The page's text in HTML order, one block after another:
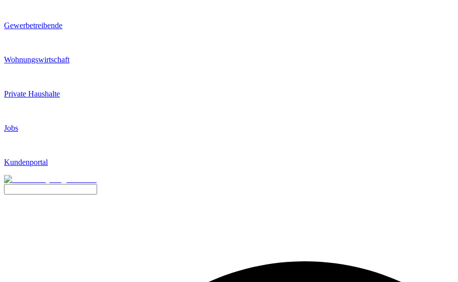
Gewerbetreibende
Wohnungswirtschaft
Private Haushalte
Jobs
Kundenportal